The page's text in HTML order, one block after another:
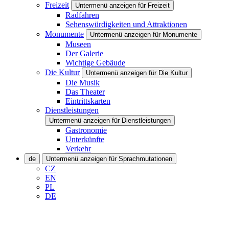
Freizeit
Untermenü anzeigen für Freizeit
Radfahren
Sehenswürdigkeiten und Attraktionen
Monumente
Untermenü anzeigen für Monumente
Museen
Der Galerie
Wichtige Gebäude
Die Kultur
Untermenü anzeigen für Die Kultur
Die Musik
Das Theater
Eintrittskarten
Dienstleistungen
Untermenü anzeigen für Dienstleistungen
Gastronomie
Unterkünfte
Verkehr
de Untermenü anzeigen für Sprachmutationen
CZ
EN
PL
DE